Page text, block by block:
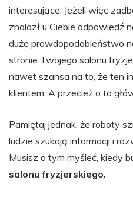
interesujące. Jeżeli więc
znalazł u Ciebie odpowiedź
duże prawdopodobieństwo
stronie Twojego salonu
nawet szansa na to, że ten
klientem. A przecież o to
Pamiętaj jednak, że roboty
ludzie szukają informacji i
Musisz o tym myśleć, kiedy
salonu fryzjerskiego.